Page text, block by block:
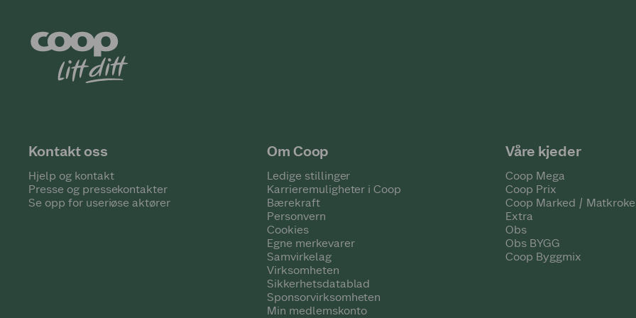
Kontakt oss
Hjelp og kontakt
Presse og pressekontakter
Se opp for useriøse aktører
Om Coop
Ledige stillinger
Karrieremuligheter i Coop
Bærekraft
Personvern
Cookies
Egne merkevarer
Samvirkelag
Virksomheten
Sikkerhetsdatablad
Sponsorvirksomheten
Min medlemskonto
Våre kjeder
Coop Mega
Coop Prix
Coop Marked /
Extra
Obs
Obs BYGG
Coop Byggmix